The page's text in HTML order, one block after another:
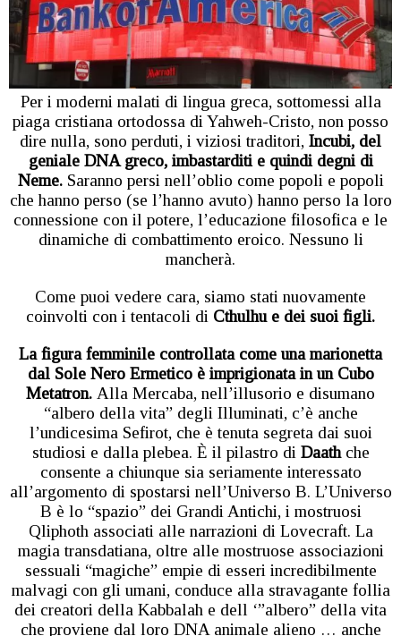
Per i moderni malati di lingua greca, sottomessi alla
piaga cristiana ortodossa di Yahweh-Cristo, non posso
dire nulla, sono perduti, i viziosi traditori, Incubi, del
geniale DNA greco, imbastarditi e quindi degni di
Neme.Saranno persi nell’oblio come popoli e popoli
che hanno perso (se l’hanno avuto) hanno perso la loro
connessione con il potere, l’educazione filosofica e le
dinamiche di combattimento eroico. Nessuno li
mancherà.
Come puoi vedere cara, siamo stati nuovamente
coinvolti con i tentacoli di Cthulhu e dei suoi figli.
La figura femminile controllata come una marionetta
dal Sole Nero Ermetico è imprigionata in un Cubo
Metatron. Alla Mercaba, nell’illusorio e disumano
“albero della vita” degli Illuminati, c’è anche
l’undicesima Sefirot, che è tenuta segreta dai suoi
studiosi e dalla plebea. È il pilastro di Daathche
consente a chiunque sia seriamente interessato
all’argomento di spostarsi nell’Universo B. L’Universo
B è lo “spazio” dei Grandi Antichi, i mostruosi
Qliphoth associati alle narrazioni di Lovecraft. La
magia transdatiana, oltre alle mostruose associazioni
sessuali “magiche” empie di esseri incredibilmente
malvagi con gli umani, conduce alla stravagante follia
dei creatori della Kabbalah e dell ‘”albero” della vita
che proviene dal loro DNA animale alieno … anche